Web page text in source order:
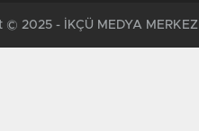
© 2025 - İKÇÜ MEDYA MERKEZİ